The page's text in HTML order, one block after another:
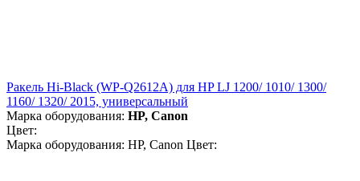
Ракель Hi-Black (WP-Q2612A) для HP LJ 1200/ 1010/ 1300/
1160/ 1320/ 2015, универсальный
Марка оборудования: HP, Canon
Цвет:
Марка оборудования: HP, Canon Цвет: